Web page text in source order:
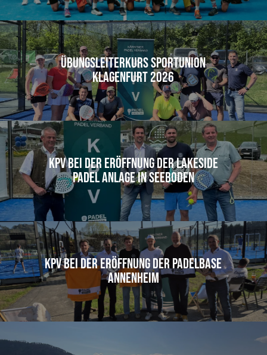
Übungsleiterkurs Sportunion
Klagenfurt 2026
KPV bei der Eröffnung der Lakeside
Padel Anlage in Seeboden
KPV bei der Eröffnung der Padelbase
Annenheim